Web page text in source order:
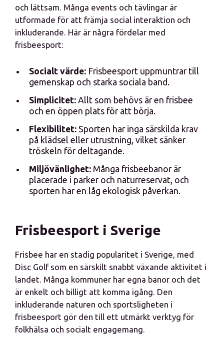
och lättsam. Många events och tävlingar är
utformade för att främja social interaktion och
inkluderande. Här är några fördelar med
frisbeesport:
Socialt värde: Frisbeesport uppmuntrar till
gemenskap och starka sociala band.
Simplicitet: Allt som behövs är en frisbee
och en öppen plats för att börja.
Flexibilitet: Sporten har inga särskilda krav
på klädsel eller utrustning, vilket sänker
tröskeln för deltagande.
Miljövänlighet: Många frisbeebanor är
placerade i parker och naturreservat, och
sporten har en låg ekologisk påverkan.
Frisbeesport i Sverige
Frisbee har en stadig popularitet i Sverige, med
Disc Golf som en särskilt snabbt växande aktivitet i
landet. Många kommuner har egna banor och det
är enkelt och billigt att komma igång. Den
inkluderande naturen och sportsligheten i
frisbeesport gör den till ett utmärkt verktyg för
folkhälsa och socialt engagemang.